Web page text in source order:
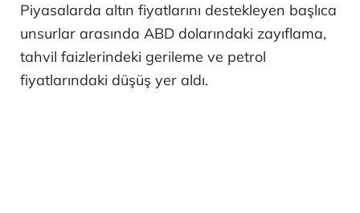
Piyasalarda altın fiyatlarını destekleyen başlıca
unsurlar arasında ABD dolarındaki zayıflama,
tahvil faizlerindeki gerileme ve petrol
fiyatlarındaki düşüş yer aldı.